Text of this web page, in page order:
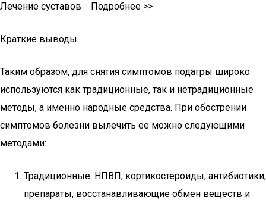
Лечение суставов Подробнее >>
Краткие выводы
Таким образом, для снятия симптомов подагры широко
используются как традиционные, так и нетрадиционные
методы, а именно народные средства. При обострении
симптомов болезни вылечить ее можно следующими
методами:
Традиционные: НПВП, кортикостероиды, антибиотики,
препараты, восстанавливающие обмен веществ и